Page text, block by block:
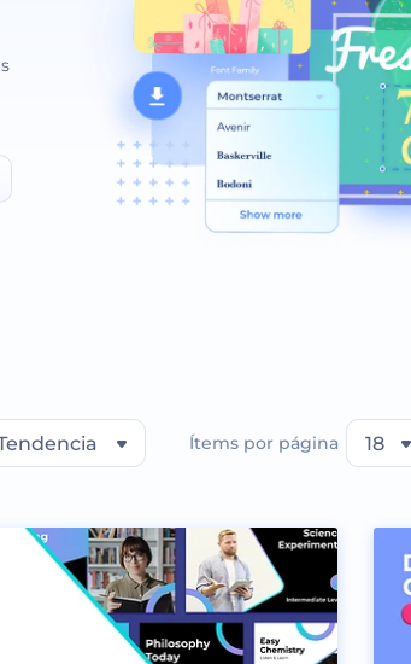
Ítems por página 18